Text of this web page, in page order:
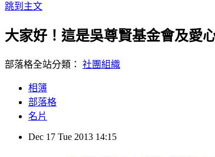
跳到主文
大家好！這是吳尊賢基金會及愛
部落格全站分類： 社團組織
相簿
部落格
名片
Dec 17 Tue 2013 14:15